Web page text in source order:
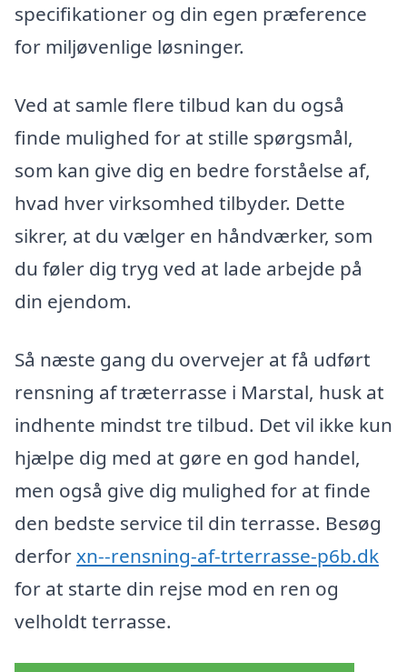
specifikationer og din egen præference
for miljøvenlige løsninger.
Ved at samle flere tilbud kan du også
finde mulighed for at stille spørgsmål,
som kan give dig en bedre forståelse af,
hvad hver virksomhed tilbyder. Dette
sikrer, at du vælger en håndværker, som
du føler dig tryg ved at lade arbejde på
din ejendom.
Så næste gang du overvejer at få udført
rensning af træterrasse i Marstal, husk at
indhente mindst tre tilbud. Det vil ikke kun
hjælpe dig med at gøre en god handel,
men også give dig mulighed for at finde
den bedste service til din terrasse. Besøg
derforxn--rensning-af-trterrasse-p6b.dk
for at starte din rejse mod en ren og
velholdt terrasse.